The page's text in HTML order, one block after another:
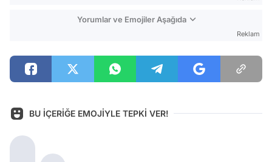
Yorumlar ve Emojiler Aşağıda
Reklam
BU İÇERİĞE EMOJİYLE TEPKİ VER!